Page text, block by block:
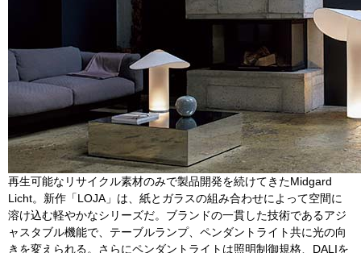
再生可能なリサイクル素材のみで製品開発を続けてきたMidgard
Licht。新作「LOJA」は、紙とガラスの組み合わせによって空間に
溶け込む軽やかなシリーズだ。ブランドの一貫した技術であるアジ
ャスタブル機能で、テーブルランプ、ペンダントライト共に光の向
きを変えられる。さらにペンダントライトは照明制御規格、DALIを